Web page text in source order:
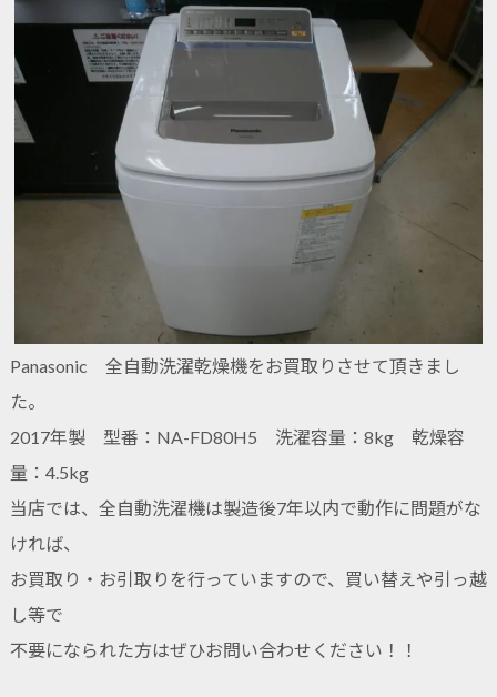
Panasonic 全自動洗濯乾燥機をお買取りさせて頂きまし
た。
2017年製 型番：NA-FD80H5 洗濯容量：8kg 乾燥容
量：4.5kg
当店では、全自動洗濯機は製造後7年以内で動作に問題がな
ければ、
お買取り・お引取りを行っていますので、買い替えや引っ越
し等で
不要になられた方はぜひお問い合わせください！！